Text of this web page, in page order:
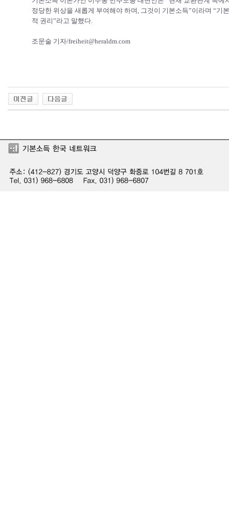
정당한 위상을 새롭게 부여해야 하며, 그것이 기본소득”이라며 “기
적 권리”라고 말했다.
조문술 기자/freiheit@heraldm.com